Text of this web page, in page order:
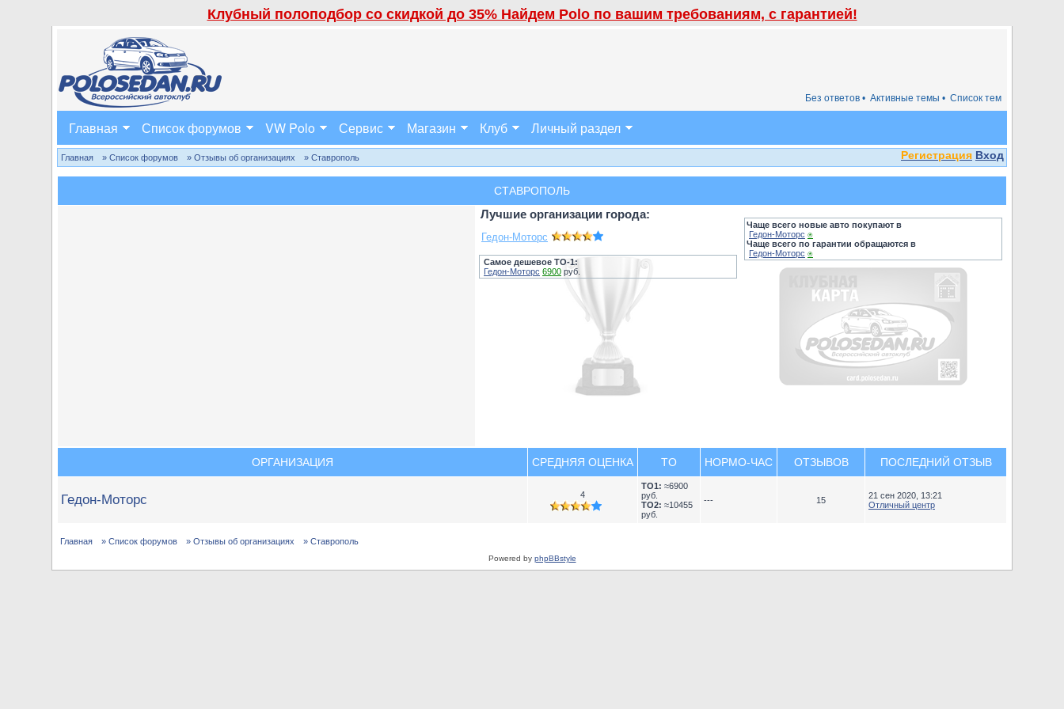
Клубный полоподбор со скидкой до 35% Найдем Polo по вашим требованиям, с гарантией!
Список тем
Активные темы •
Без ответов •
Главная Список форумов VW Polo Сервис Магазин Клуб Личный раздел
Регистрация Вход
Главная » Список форумов » Отзывы об организациях » Ставрополь
СТАВРОПОЛЬ
Лучшие организации города:
Гедон-Моторс
Самое дешевое ТО-1:
Гедон-Моторс 6900 руб.
Чаще всего новые авто покупают в
Гедон-Моторс ⍟
Чаще всего по гарантии обращаются в
Гедон-Моторс ⍟
ОРГАНИЗАЦИЯ СРЕДНЯЯ ОЦЕНКА TO НОРМО-ЧАС ОТЗЫВОВ ПОСЛЕДНИЙ ОТЗЫВ
Гедон-Моторс 4
TO1: ≈6900
руб.
TO2: ≈10455
руб.
--- 15
21 сен 2020, 13:21
Отличный центр
Главная » Список форумов » Отзывы об организациях » Ставрополь
Powered by phpBBstyle